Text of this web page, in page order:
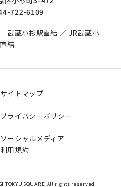
722-6109
武蔵小杉駅直結 ／ JR武蔵小
結
サイトマップ
プライバシーポリシー
ソーシャルメディア
利用規約
TOKYU SQUARE. All rights reserved.